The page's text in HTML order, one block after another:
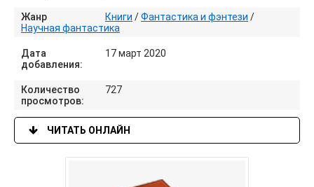
Жанр Книги /Фантастика и фэнтези /
Научная фантастика
Дата
добавления:
17 март 2020
Количество
просмотров:
727
ЧИТАТЬ ОНЛАЙН